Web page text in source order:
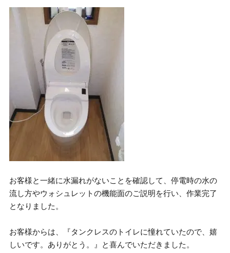
お客様と一緒に水漏れがないことを確認して、停電時の水の
流し方やウォシュレットの機能面のご説明を行い、作業完了
となりました。
お客様からは、『タンクレスのトイレに憧れていたので、嬉
しいです。ありがとう。』と喜んでいただきました。